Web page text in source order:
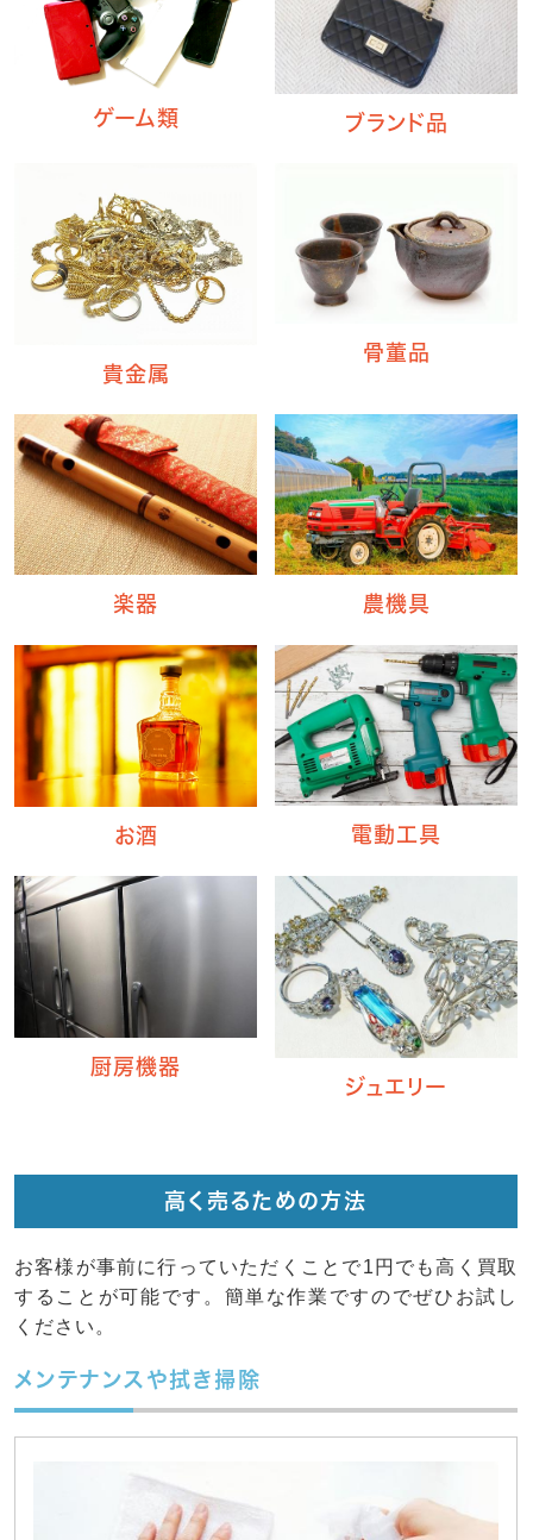
ゲーム類 ブランド品
貴金属
骨董品
楽器 農機具
お酒 電動工具
厨房機器
ジュエリー
高く売るための方法
お客様が事前に行っていただくことで1円でも高く買取
することが可能です。簡単な作業ですのでぜひお試し
ください。
メンテナンスや拭き掃除